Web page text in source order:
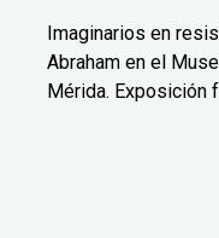
Imaginarios en
Abraham en el
Mérida. Exposición